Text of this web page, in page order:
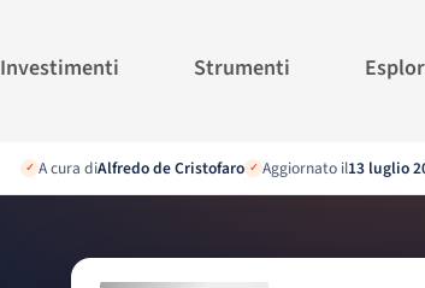
Investimenti Strumenti
✓ A cura diAlfredo de Cristofaro ✓ Aggiornato il13 luglio